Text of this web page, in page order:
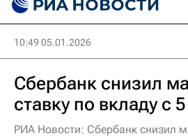
10:49 05.01.2026
Сбербанк снизил
ставку по вкладу с
РИА Новости: Сбербанк снизил